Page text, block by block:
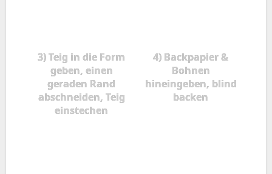
3) Teig in die Form
geben, einen
geraden Rand
abschneiden, Teig
einstechen
4) Backpapier &
Bohnen
hineingeben, blind
backen